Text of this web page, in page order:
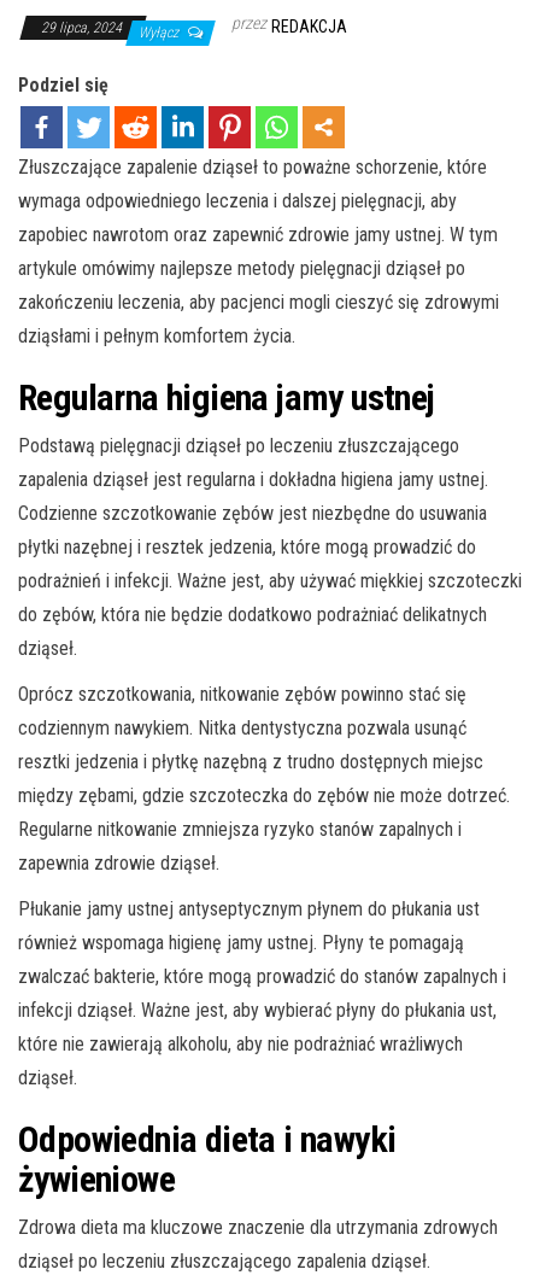
29 lipca, 2024 Wyłącz przez REDAKCJA
Podziel się
Złuszczające zapalenie dziąseł to poważne schorzenie, które
wymaga odpowiedniego leczenia i dalszej pielęgnacji, aby
zapobiec nawrotom oraz zapewnić zdrowie jamy ustnej. W tym
artykule omówimy najlepsze metody pielęgnacji dziąseł po
zakończeniu leczenia, aby pacjenci mogli cieszyć się zdrowymi
dziąsłami i pełnym komfortem życia.
Regularna higiena jamy ustnej
Podstawą pielęgnacji dziąseł po leczeniu złuszczającego
zapalenia dziąseł jest regularna i dokładna higiena jamy ustnej.
Codzienne szczotkowanie zębów jest niezbędne do usuwania
płytki nazębnej i resztek jedzenia, które mogą prowadzić do
podrażnień i infekcji. Ważne jest, aby używać miękkiej szczoteczki
do zębów, która nie będzie dodatkowo podrażniać delikatnych
dziąseł.
Oprócz szczotkowania, nitkowanie zębów powinno stać się
codziennym nawykiem. Nitka dentystyczna pozwala usunąć
resztki jedzenia i płytkę nazębną z trudno dostępnych miejsc
między zębami, gdzie szczoteczka do zębów nie może dotrzeć.
Regularne nitkowanie zmniejsza ryzyko stanów zapalnych i
zapewnia zdrowie dziąseł.
Płukanie jamy ustnej antyseptycznym płynem do płukania ust
również wspomaga higienę jamy ustnej. Płyny te pomagają
zwalczać bakterie, które mogą prowadzić do stanów zapalnych i
infekcji dziąseł. Ważne jest, aby wybierać płyny do płukania ust,
które nie zawierają alkoholu, aby nie podrażniać wrażliwych
dziąseł.
Odpowiednia dieta i nawyki
żywieniowe
Zdrowa dieta ma kluczowe znaczenie dla utrzymania zdrowych
dziąseł po leczeniu złuszczającego zapalenia dziąseł.